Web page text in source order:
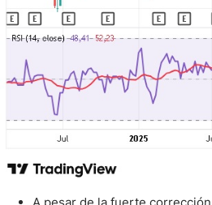
A pesar de la fuerte